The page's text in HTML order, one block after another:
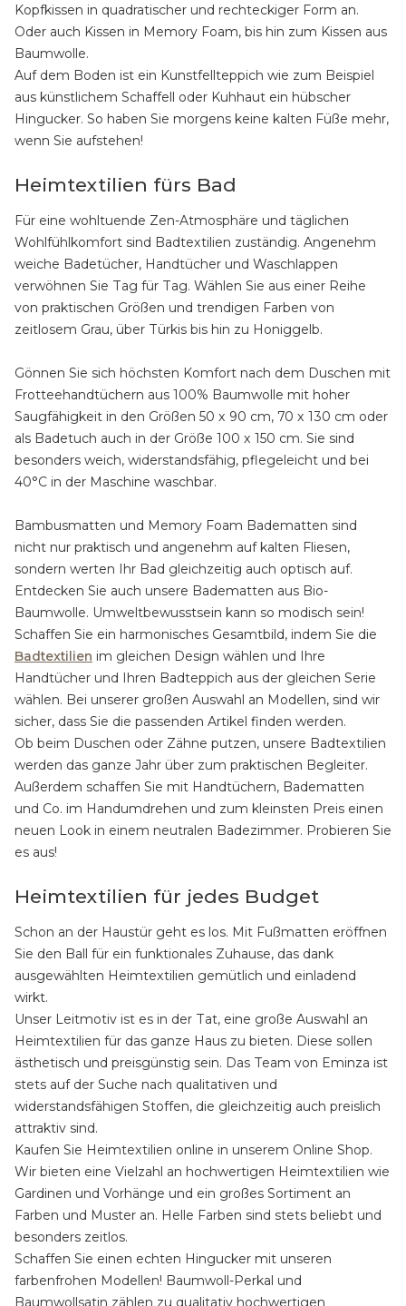
Kopfkissen in quadratischer und rechteckiger Form an.
Oder auch Kissen in Memory Foam, bis hin zum Kissen aus
Baumwolle.
Auf dem Boden ist ein Kunstfellteppich wie zum Beispiel
aus künstlichem Schaffell oder Kuhhaut ein hübscher
Hingucker. So haben Sie morgens keine kalten Füße mehr,
wenn Sie aufstehen!
Heimtextilien fürs Bad
Für eine wohltuende Zen-Atmosphäre und täglichen
Wohlfühlkomfort sind Badtextilien zuständig. Angenehm
weiche Badetücher, Handtücher und Waschlappen
verwöhnen Sie Tag für Tag. Wählen Sie aus einer Reihe
von praktischen Größen und trendigen Farben von
zeitlosem Grau, über Türkis bis hin zu Honiggelb.
Gönnen Sie sich höchsten Komfort nach dem Duschen mit
Frotteehandtüchern aus 100% Baumwolle mit hoher
Saugfähigkeit in den Größen 50 x 90 cm, 70 x 130 cm oder
als Badetuch auch in der Größe 100 x 150 cm. Sie sind
besonders weich, widerstandsfähig, pflegeleicht und bei
40°C in der Maschine waschbar.
Bambusmatten und Memory Foam Badematten sind
nicht nur praktisch und angenehm auf kalten Fliesen,
sondern werten Ihr Bad gleichzeitig auch optisch auf.
Entdecken Sie auch unsere Badematten aus Bio-
Baumwolle. Umweltbewusstsein kann so modisch sein!
Schaffen Sie ein harmonisches Gesamtbild, indem Sie die
Badtextilien im gleichen Design wählen und Ihre
Handtücher und Ihren Badteppich aus der gleichen Serie
wählen. Bei unserer großen Auswahl an Modellen, sind wir
sicher, dass Sie die passenden Artikel finden werden.
Ob beim Duschen oder Zähne putzen, unsere Badtextilien
werden das ganze Jahr über zum praktischen Begleiter.
Außerdem schaffen Sie mit Handtüchern, Badematten
und Co. im Handumdrehen und zum kleinsten Preis einen
neuen Look in einem neutralen Badezimmer. Probieren Sie
es aus!
Heimtextilien für jedes Budget
Schon an der Haustür geht es los. Mit Fußmatten eröffnen
Sie den Ball für ein funktionales Zuhause, das dank
ausgewählten Heimtextilien gemütlich und einladend
wirkt.
Unser Leitmotiv ist es in der Tat, eine große Auswahl an
Heimtextilien für das ganze Haus zu bieten. Diese sollen
ästhetisch und preisgünstig sein. Das Team von Eminza ist
stets auf der Suche nach qualitativen und
widerstandsfähigen Stoffen, die gleichzeitig auch preislich
attraktiv sind.
Kaufen Sie Heimtextilien online in unserem Online Shop.
Wir bieten eine Vielzahl an hochwertigen Heimtextilien wie
Gardinen und Vorhänge und ein großes Sortiment an
Farben und Muster an. Helle Farben sind stets beliebt und
besonders zeitlos.
Schaffen Sie einen echten Hingucker mit unseren
farbenfrohen Modellen! Baumwoll-Perkal und
Baumwollsatin zählen zu qualitativ hochwertigen